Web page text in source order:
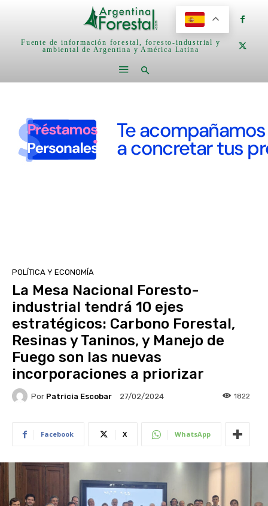
Fuente de información forestal, foresto-industrial y
ambiental de Argentina y América Latina
POLÍTICA Y ECONOMÍA
La Mesa Nacional Foresto-
industrial tendrá 10 ejes
estratégicos: Carbono Forestal,
Resinas y Taninos, y Manejo de
Fuego son las nuevas
incorporaciones a priorizar
Por Patricia Escobar 27/02/2024 1822
Facebook X WhatsApp